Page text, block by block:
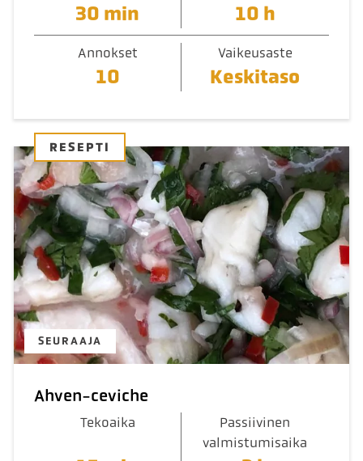
30 min 10 h
Annokset
10
Vaikeusaste
Keskitaso
RESEPTI
SEURAAJA
Ahven-ceviche
Tekoaika
Passiivinen
valmistumisaika